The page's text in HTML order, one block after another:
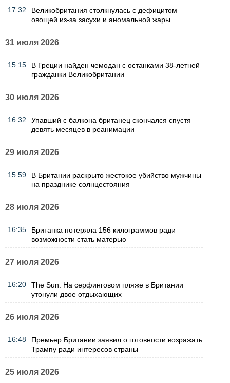
17:32
Великобритания столкнулась с дефицитом
овощей из-за засухи и аномальной жары
31 июля 2026
15:15
В Греции найден чемодан с останками 38-летней
гражданки Великобритании
30 июля 2026
16:32
Упавший с балкона британец скончался спустя
девять месяцев в реанимации
29 июля 2026
15:59
В Британии раскрыто жестокое убийство мужчины
на празднике солнцестояния
28 июля 2026
16:35
Британка потеряла 156 килограммов ради
возможности стать матерью
27 июля 2026
16:20
The Sun: На серфинговом пляже в Британии
утонули двое отдыхающих
26 июля 2026
16:48
Премьер Британии заявил о готовности возражать
Трампу ради интересов страны
25 июля 2026